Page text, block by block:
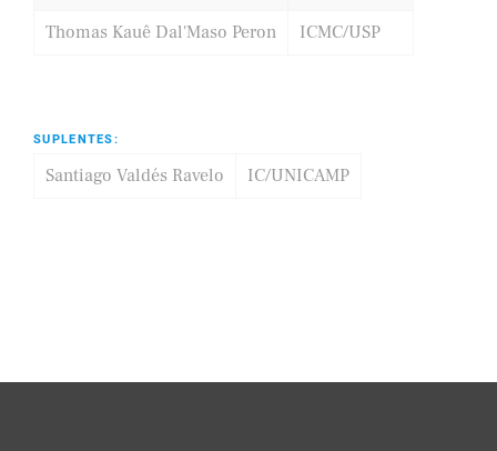
Thomas Kauê Dal'Maso Peron
ICMC/USP
SUPLENTES:
Santiago Valdés Ravelo IC/UNICAMP